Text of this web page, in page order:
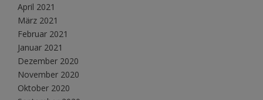
April 2021
März 2021
Februar 2021
Januar 2021
Dezember 2020
November 2020
Oktober 2020